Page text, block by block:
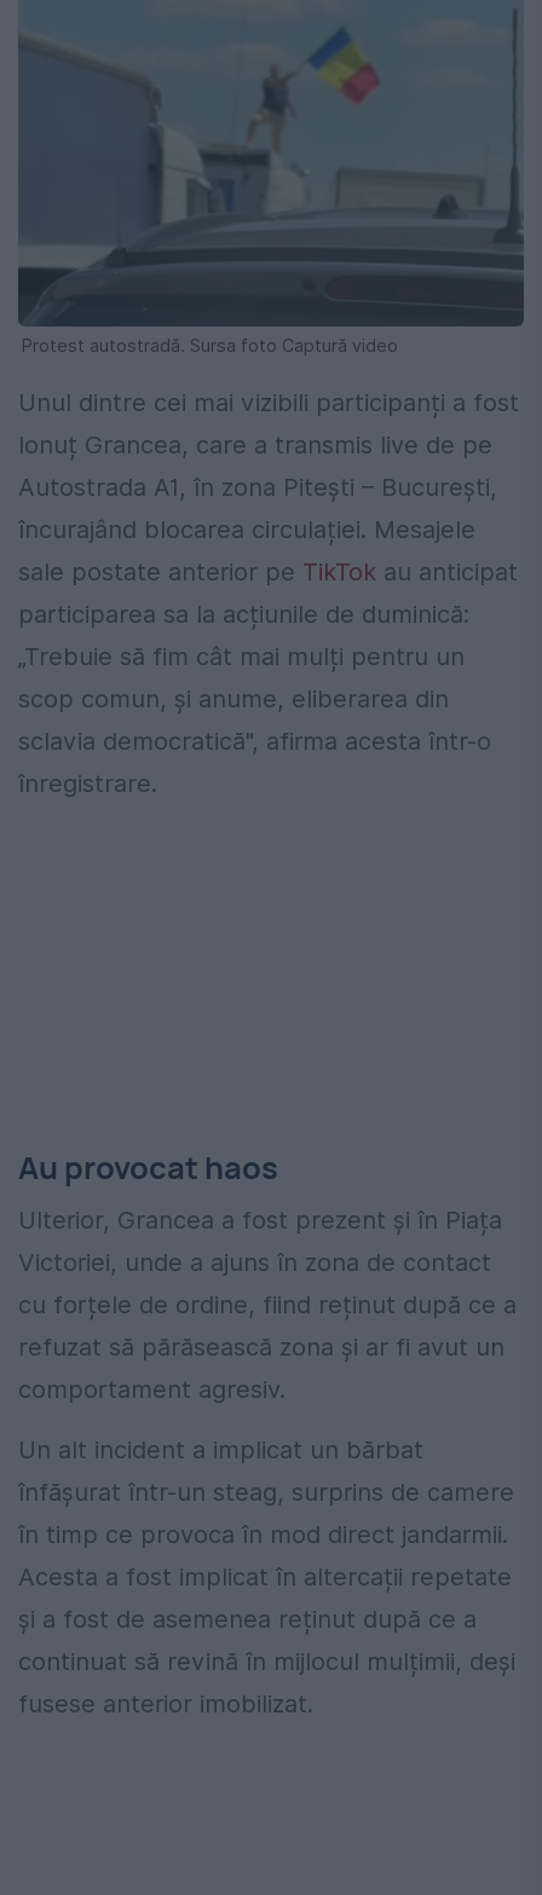
Protest autostradă. Sursa foto Captură video
Unul dintre cei mai vizibili participanți a fost
Ionuț Grancea, care a transmis live de pe
Autostrada A1, în zona Pitești – București,
încurajând blocarea circulației. Mesajele
sale postate anterior pe TikTok au anticipat
participarea sa la acțiunile de duminică:
„Trebuie să fim cât mai mulți pentru un
scop comun, și anume, eliberarea din
sclavia democratică", afirma acesta într-o
înregistrare.
Au provocat haos
Ulterior, Grancea a fost prezent și în Piața
Victoriei, unde a ajuns în zona de contact
cu forțele de ordine, fiind reținut după ce a
refuzat să părăsească zona și ar fi avut un
comportament agresiv.
Un alt incident a implicat un bărbat
înfășurat într-un steag, surprins de camere
în timp ce provoca în mod direct jandarmii.
Acesta a fost implicat în altercații repetate
și a fost de asemenea reținut după ce a
continuat să revină în mijlocul mulțimii, deși
fusese anterior imobilizat.